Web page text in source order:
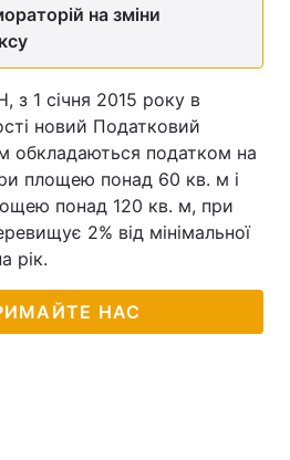
на зміни
з 1 січня 2015 року в
новий Податковий
обкладаються податком на
площею понад 60 кв. м і
понад 120 кв. м, при
2% від мінімальної
рік.
НАС